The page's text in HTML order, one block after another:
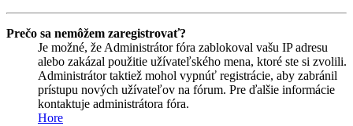
Prečo sa nemôžem zaregistrovať?
Je možné, že Administrátor fóra zablokoval vašu IP adresu
alebo zakázal použitie užívateľského mena, ktoré ste si zvolili.
Administrátor taktiež mohol vypnúť registrácie, aby zabránil
prístupu nových užívateľov na fórum. Pre ďalšie informácie
kontaktuje administrátora fóra.
Hore